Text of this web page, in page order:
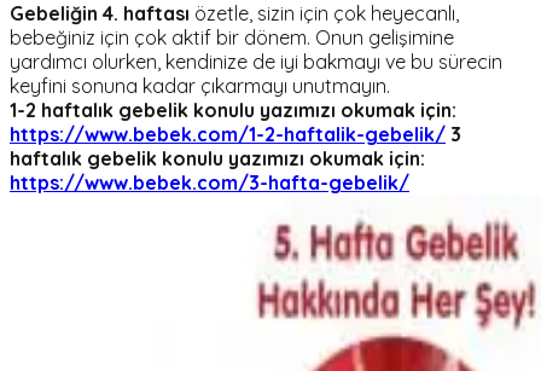
Gebeliğin 4. haftası özetle, sizin için çok heyecanlı,
bebeğiniz için çok aktif bir dönem. Onun gelişimine
yardımcı olurken, kendinize de iyi bakmayı ve bu sürecin
keyfini sonuna kadar çıkarmayı unutmayın.
1-2 haftalık gebelik konulu yazımızı okumak için:
https://www.bebek.com/1-2-haftalik-gebelik/ 3
haftalık gebelik konulu yazımızı okumak için:
https://www.bebek.com/3-hafta-gebelik/